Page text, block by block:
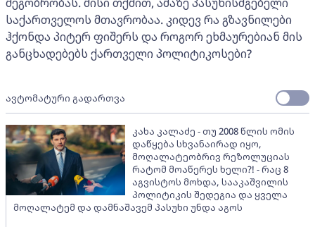
საქართველოს მთავრობაა. კიდევ რა გზავნილები
ჰქონდა პიტერ ფიშერს და როგორ ეხმაურებიან მის
განცხადებებს ქართველი პოლიტიკოსები?
ავტომატური გადართვა
კახა კალაძე - თუ 2008 წლის ომის
დაწყება სხვანაირად იყო,
მოღალატეობრივ რეზოლუციას
რატომ მოაწერეს ხელი?! - რაც 8
აგვისტოს მოხდა, სააკაშვილის
პოლიტიკის შედეგია და ყველა
მოღალატემ და დამნაშავემ პასუხი უნდა აგოს